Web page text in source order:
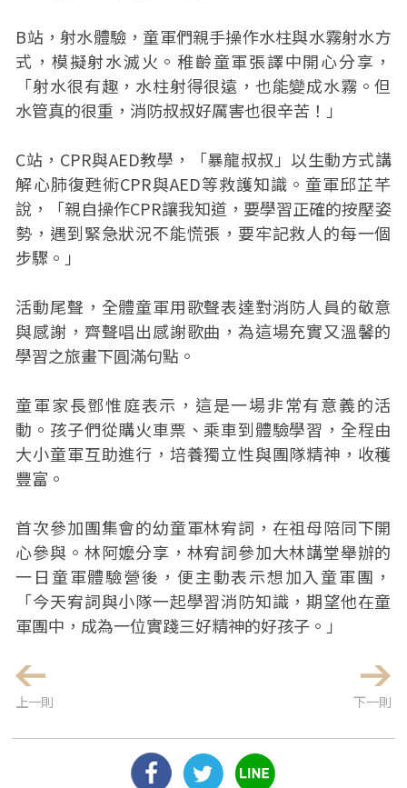
B站，射水體驗，童軍們親手操作水柱與水霧射水方
式，模擬射水滅火。稚齡童軍張譯中開心分享，
「射水很有趣，水柱射得很遠，也能變成水霧。但
水管真的很重，消防叔叔好厲害也很辛苦！」
C站，CPR與AED教學，「暴龍叔叔」以生動方式講
解心肺復甦術CPR與AED等救護知識。童軍邱芷芊
說，「親自操作CPR讓我知道，要學習正確的按壓姿
勢，遇到緊急狀況不能慌張，要牢記救人的每一個
步驟。」
活動尾聲，全體童軍用歌聲表達對消防人員的敬意
與感謝，齊聲唱出感謝歌曲，為這場充實又溫馨的
學習之旅畫下圓滿句點。
童軍家長鄧惟庭表示，這是一場非常有意義的活
動。孩子們從購火車票、乘車到體驗學習，全程由
大小童軍互助進行，培養獨立性與團隊精神，收穫
豐富。
首次參加團集會的幼童軍林宥詞，在祖母陪同下開
心參與。林阿嬤分享，林宥詞參加大林講堂舉辦的
一日童軍體驗營後，便主動表示想加入童軍團，
「今天宥詞與小隊一起學習消防知識，期望他在童
軍團中，成為一位實踐三好精神的好孩子。」
上一則 下一則